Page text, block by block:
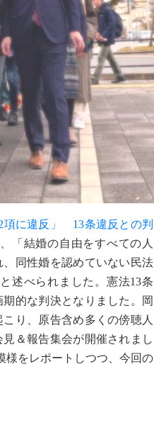
項に違反」 13条違反との判
「結婚の自由をすべての人
同性婚を認めていない民法
述べられました。憲法13条
的な判決となりました。岡
り、原告含め多くの傍聴人
＆報告集会が開催されまし
様をレポートしつつ、今回の